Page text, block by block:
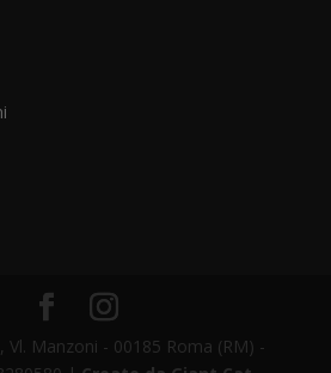
Vl. Manzoni - 00185 Roma (RM) -